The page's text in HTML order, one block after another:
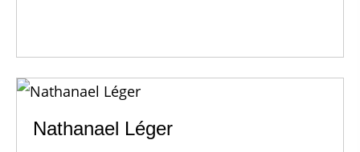
Nathanael Léger